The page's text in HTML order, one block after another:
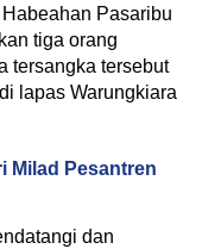
Pasaribu
tiga orang
tersangka tersebut
lapas Warungkiara
Milad Pesantren
dan